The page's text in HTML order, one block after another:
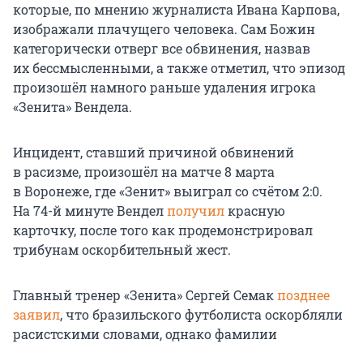
которые, по мнению журналиста Ивана Карпова,
изображали плачущего человека. Сам Божин
категорически отверг все обвинения, назвав
их бессмысленными, а также отметил, что эпизод
произошёл намного раньше удаления игрока
«Зенита» Вендела.
Инцидент, ставший причиной обвинений
в расизме, произошёл на матче 8 марта
в Воронеже, где «Зенит» выиграл со счётом 2:0.
На 74-й минуте Венделполучилкрасную
карточку, после того как продемонстрировал
трибунам оскорбительный жест.
Главный тренер «Зенита» Сергей Семакпозднее
заявил, что бразильского футболиста оскорбляли
расистскими словами, однако фамилии